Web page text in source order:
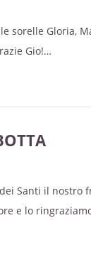
sorelle Gloria,
Gio!
Savigliano.
Mill, a cui
Santi il nostro
e lo
Villanovetta,